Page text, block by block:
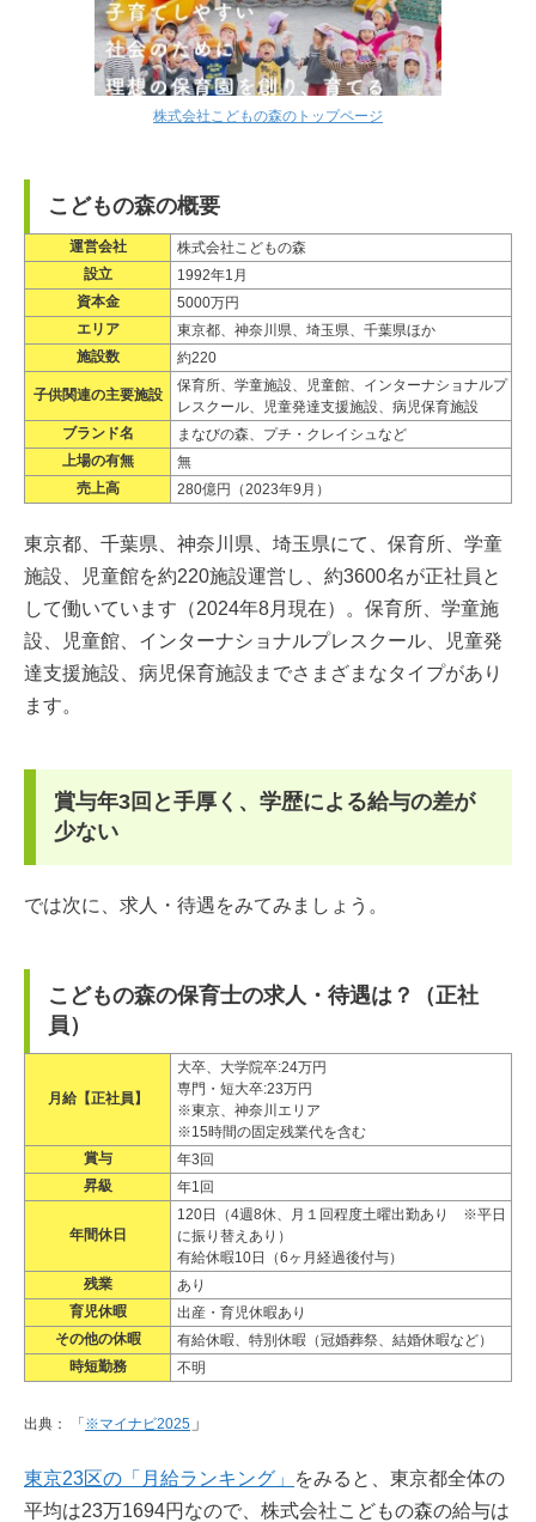
株式会社こどもの森のトップページ
こどもの森の概要
運営会社
株式会社こどもの森
設立
1992年1月
資本金
5000万円
エリア
東京都、神奈川県、埼玉県、千葉県ほか
施設数
約220
子供関連の主要施設
保育所、学童施設、児童館、インターナショナルプ
レスクール、児童発達支援施設、病児保育施設
ブランド名
まなびの森、プチ・クレイシュなど
上場の有無
無
売上高
280億円（2023年9月）
東京都、千葉県、神奈川県、埼玉県にて、保育所、学童
施設、児童館を約220施設運営し、約3600名が正社員と
して働いています（2024年8月現在）。保育所、学童施
設、児童館、インターナショナルプレスクール、児童発
達支援施設、病児保育施設までさまざまなタイプがあり
ます。
賞与年3回と手厚く、学歴による給与の差が
少ない
では次に、求人・待遇をみてみましょう。
こどもの森の保育士の求人・待遇は？（正社
員）
月給【正社員】
大卒、大学院卒:24万円
専門・短大卒:23万円
※東京、神奈川エリア
※15時間の固定残業代を含む
賞与
年3回
昇級
年1回
年間休日
120日（4週8休、月１回程度土曜出勤あり ※平日
に振り替えあり）
有給休暇10日（6ヶ月経過後付与）
残業
あり
育児休暇
出産・育児休暇あり
その他の休暇
有給休暇、特別休暇（冠婚葬祭、結婚休暇など）
時短勤務
不明
出典： 「※マイナビ2025 」
東京23区の「月給ランキング」
をみると、東京都全体の
平均は23万1694円なので、株式会社こどもの森の給与は